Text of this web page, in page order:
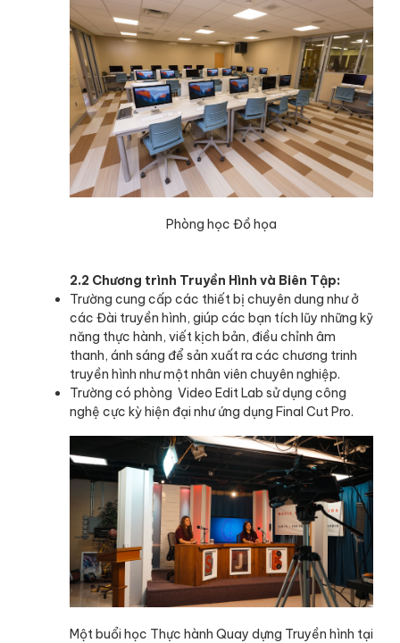
Phòng học Đồ họa
2.2 Chương trình Truyền Hình và Biên Tập:
Trường cung cấp các thiết bị chuyên dung như ở
các Đài truyền hình, giúp các bạn tích lũy những kỹ
năng thực hành, viết kịch bản, điều chỉnh âm
thanh, ánh sáng để sản xuất ra các chương trinh
truyền hình như một nhân viên chuyên nghiệp.
Trường có phòng Video Edit Lab sử dụng công
nghệ cực kỳ hiện đại như ứng dụng Final Cut Pro.
Một buổi học Thực hành Quay dựng Truyền hình tại